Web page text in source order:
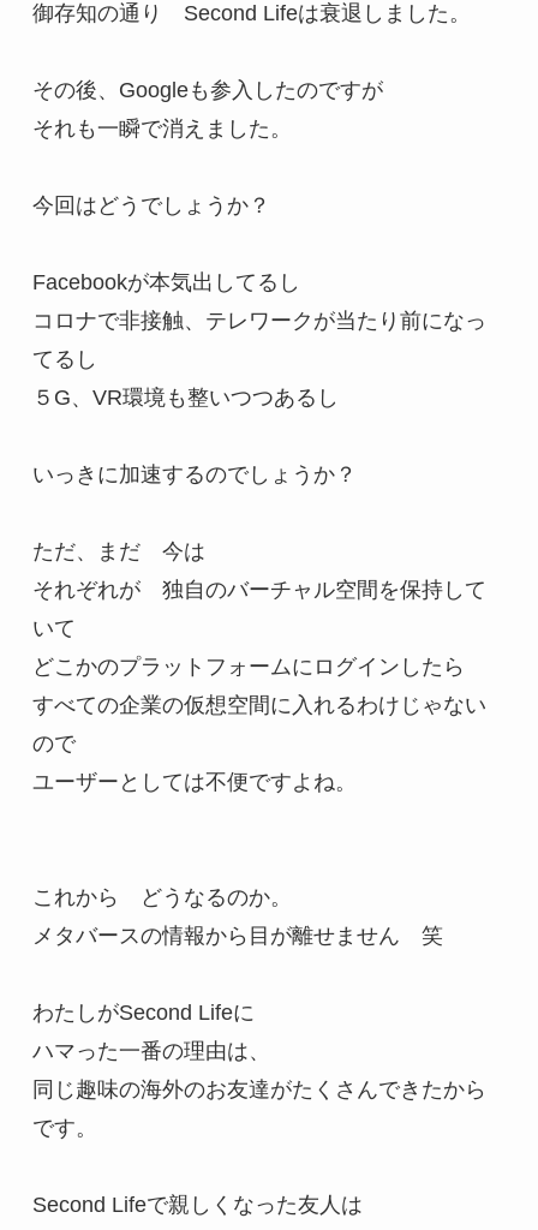
御存知の通り　Second Lifeは衰退しました。
その後、Googleも参入したのですが
それも一瞬で消えました。
今回はどうでしょうか？
Facebookが本気出してるし
コロナで非接触、テレワークが当たり前になっ
てるし
５G、VR環境も整いつつあるし
いっきに加速するのでしょうか？
ただ、まだ　今は
それぞれが　独自のバーチャル空間を保持して
いて
どこかのプラットフォームにログインしたら
すべての企業の仮想空間に入れるわけじゃない
ので
ユーザーとしては不便ですよね。
これから　どうなるのか。
メタバースの情報から目が離せません　笑
わたしがSecond Lifeに
ハマった一番の理由は、
同じ趣味の海外のお友達がたくさんできたから
です。
Second Lifeで親しくなった友人は